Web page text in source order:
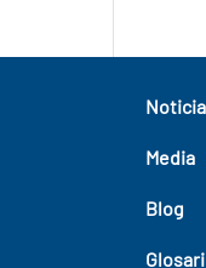
Media
Blog